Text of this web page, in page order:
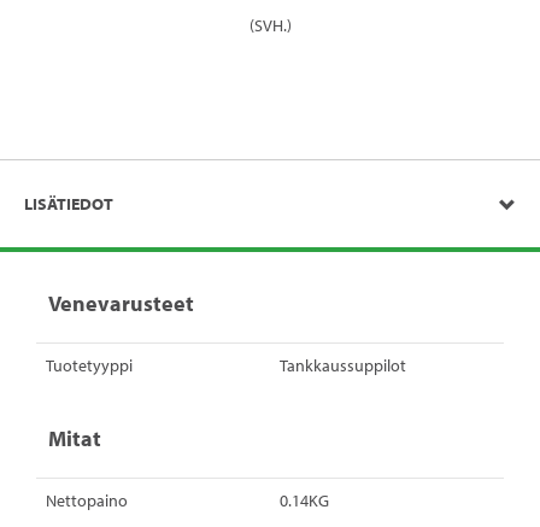
(SVH.)
LISÄTIEDOT
Venevarusteet
Tuotetyyppi Tankkaussuppilot
Mitat
Nettopaino 0.14KG